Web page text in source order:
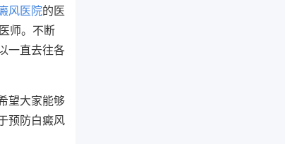
风医院的医
师。不断
一直去往各
望大家能够
预防白癜风